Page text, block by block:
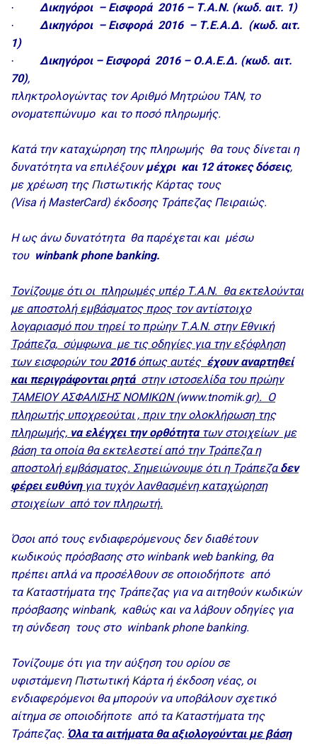
· Δικηγόροι – Εισφορά 2016 – Τ.Α.Ν. (κωδ. αιτ. 1)
· Δικηγόροι – Εισφορά 2016 – Τ.Ε.Α.Δ. (κωδ. αιτ.
1)
· Δικηγόροι – Εισφορά 2016 – Ο.Α.Ε.Δ. (κωδ. αιτ.
70),
πληκτρολογώντας τον Αριθμό Μητρώου ΤΑΝ, το
ονοματεπώνυμο και το ποσό πληρωμής.
Κατά την καταχώρηση της πληρωμής θα τους δίνεται η
δυνατότητα να επιλέξουνμέχρι και 12 άτοκες δόσεις,
με χρέωση της Πιστωτικής Κάρτας τους
(Visa ή MasterCard) έκδοσης Τράπεζας Πειραιώς.
Η ως άνω δυνατότητα θα παρέχεται και μέσω
του winbank phone banking.
Τονίζουμε ότι οι πληρωμές υπέρ Τ.Α.Ν. θα εκτελούνται
με αποστολή εμβάσματος προς τον αντίστοιχο
λογαριασμό που τηρεί το πρώην Τ.Α.Ν. στην Εθνική
Τράπεζα, σύμφωνα με τις οδηγίες για την εξόφληση
των εισφορών του2016όπως αυτές έχουν αναρτηθεί
και περιγράφονται ρητάστην ιστοσελίδα του πρώην
ΤΑΜΕΙΟΥ ΑΣΦΑΛΙΣΗΣ ΝΟΜΙΚΩΝ (www.tnomik.gr). Ο
πληρωτής υποχρεούται , πριν την ολοκλήρωση της
πληρωμής, να ελέγχει την ορθότητατων στοιχείων με
βάση τα οποία θα εκτελεστεί από την Τράπεζα η
αποστολή εμβάσματος. Σημειώνουμε ότι η Τράπεζα δεν
φέρει ευθύνηγια τυχόν λανθασμένη καταχώρηση
στοιχείων από τον πληρωτή.
Όσοι από τους ενδιαφερόμενους δεν διαθέτουν
κωδικούς πρόσβασης στο winbank web banking, θα
πρέπει απλά να προσέλθουν σε οποιοδήποτε από
τα Καταστήματα της Τράπεζας για να αιτηθούν κωδικών
πρόσβασης winbank, καθώς και να λάβουν οδηγίες για
τη σύνδεση τους στο winbank phone banking.
Τονίζουμε ότι για την αύξηση του ορίου σε
υφιστάμενη Πιστωτική Κάρτα ή έκδοση νέας, οι
ενδιαφερόμενοι θα μπορούν να υποβάλουν σχετικό
αίτημα σε οποιοδήποτε από τα Καταστήματα της
Τράπεζας. Όλα τα αιτήματα θα αξιολογούνται με βάση